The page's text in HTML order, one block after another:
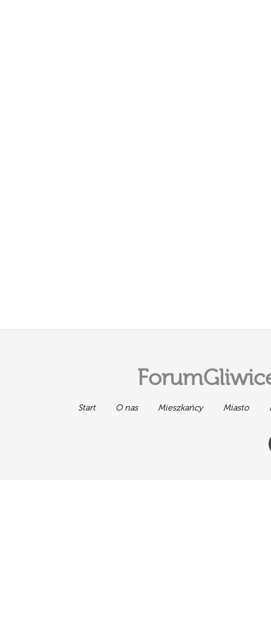
Start O nas Mieszkańcy Miasto